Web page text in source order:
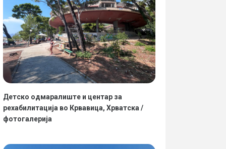
Детско одмаралиште и центар за
рехабилитација во Крвавица, Хрватска /
фотогалерија